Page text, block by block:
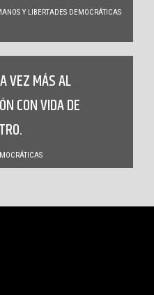
Y LIBERTADES DEMOCRÁTICAS
VEZ MÁS AL
CON VIDA DE